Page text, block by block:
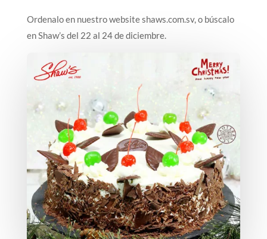
Ordenalo en nuestro website shaws.com.sv, o búscalo
en Shaw’s del 22 al 24 de diciembre.